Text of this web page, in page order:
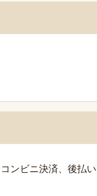
ンビニ決済、後払い